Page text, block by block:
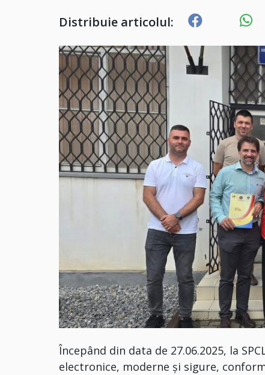
Distribuie articolul:
Începând din data de 27.06.2025, la
electronice, moderne și sigure,